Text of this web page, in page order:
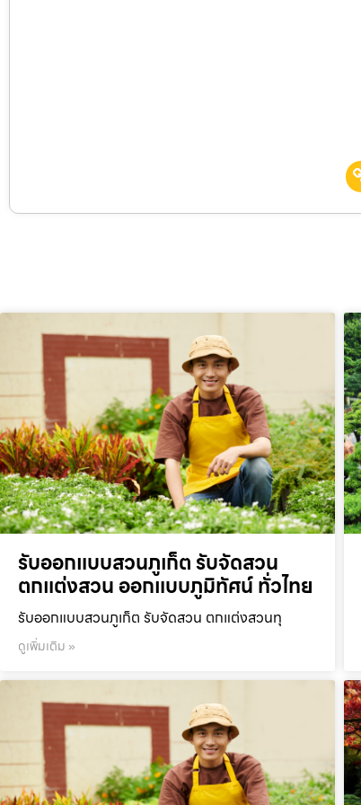
รับออกแบบสวนภูเก็ต รับจัดสวน
ตกแต่งสวน ออกแบบภูมิทัศน์ ทั่วไทย
รับออกแบบสวนภูเก็ต รับจัดสวน ตกแต่งสวนทุ
ดูเพิ่มเติม »